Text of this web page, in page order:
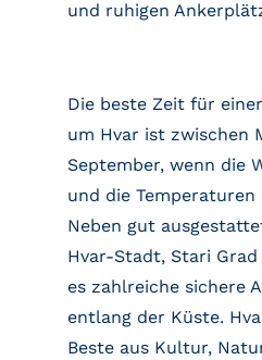
und ruhigen
Die beste Zeit für
um Hvar ist zwischen
September, wenn die
und die Temperaturen
Neben gut
Hvar-Stadt, Stari
es zahlreiche sichere
entlang der Küste.
Beste aus Kultur,